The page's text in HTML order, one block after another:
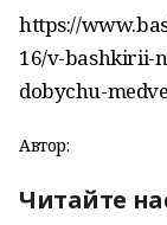
https://
16/v-bashkirii-
dobychu-
Автор:
Читайте